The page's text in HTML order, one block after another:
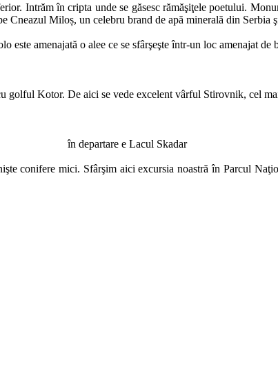
Intrăm în cripta unde se găsesc rămăşiţele poetului.
Cneazul Miloș, un celebru brand de apă minerală din Serbia
amenajată o alee ce se sfârşeşte într-un loc amenajat de
golful Kotor. De aici se vede excelent vârful Stirovnik, cel
în departare e Lacul Skadar
conifere mici. Sfârşim aici excursia noastră în Parcul